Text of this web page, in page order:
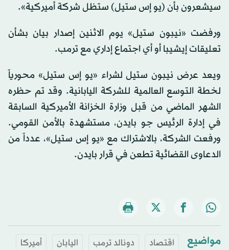
سيشعرون بأن (يو إس ستيل) ستظل شركة أميركية».
ورفضت «نيبون ستيل» يوم الاثنين إصدار بيان بشأن
تعليقات إيشيبا أو أي اجتماع إداري مع ترمب.
ويعد عرض نيبون ستيل لشراء «يو إس ستيل» محورياً
لخطة التوسع العالمية للشركة اليابانية. وقد تم حظره
الشهر الماضي من قبل وزارة الخزانة الأميركية السابقة
في إدارة الرئيس جو بايدن، مستشهدة بالأمن القومي.
ورفعت الشركة، بالاشتراك مع «يو إس ستيل»، عدداً من
الدعاوى القضائية تطعن في قرار بايدن.
مواضيع اقتصاد دونالد ترمب اليابان أميركا